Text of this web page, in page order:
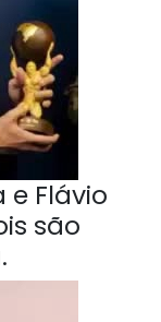
e Flávio
são